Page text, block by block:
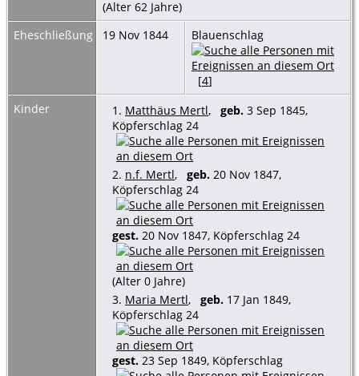
(Alter 62 Jahre)
Eheschließung
19 Nov 1844 Blauenschlag
[4]
Kinder
1. Matthäus Mertl, geb. 3 Sep 1845,
Köpferschlag 24
2. n.f. Mertl, geb. 20 Nov 1847,
Köpferschlag 24
gest. 20 Nov 1847, Köpferschlag 24
(Alter 0 Jahre)
3. Maria Mertl, geb. 17 Jan 1849,
Köpferschlag 24
gest. 23 Sep 1849, Köpferschlag